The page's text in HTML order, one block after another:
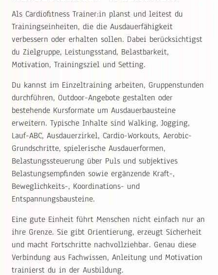
Als Cardiofitness Trainer:in planst und leitest du
Trainingseinheiten, die die Ausdauerfähigkeit
verbessern oder erhalten sollen. Dabei berücksichtigst
du Zielgruppe, Leistungsstand, Belastbarkeit,
Motivation, Trainingsziel und Setting.
Du kannst im Einzeltraining arbeiten, Gruppenstunden
durchführen, Outdoor-Angebote gestalten oder
bestehende Kursformate um Ausdauerbausteine
erweitern. Typische Inhalte sind Walking, Jogging,
Lauf-ABC, Ausdauerzirkel, Cardio-Workouts, Aerobic-
Grundschritte, spielerische Ausdauerformen,
Belastungssteuerung über Puls und subjektives
Belastungsempfinden sowie ergänzende Kraft-,
Beweglichkeits-, Koordinations- und
Entspannungsbausteine.
Eine gute Einheit führt Menschen nicht einfach nur an
ihre Grenze. Sie gibt Orientierung, erzeugt Sicherheit
und macht Fortschritte nachvollziehbar. Genau diese
Verbindung aus Fachwissen, Anleitung und Motivation
trainierst du in der Ausbildung.